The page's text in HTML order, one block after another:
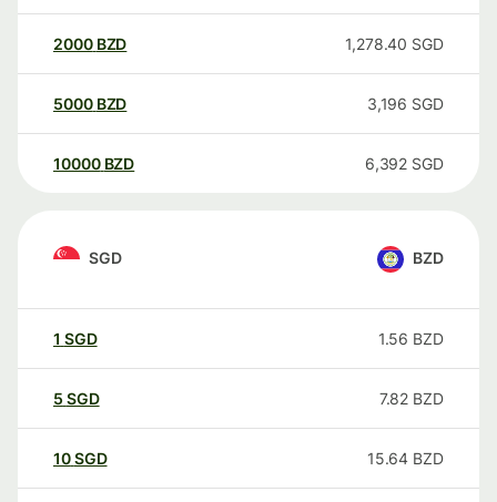
2000 BZD 1,278.40 SGD
5000 BZD 3,196 SGD
10000 BZD 6,392 SGD
SGD BZD
1 SGD 1.56 BZD
5 SGD 7.82 BZD
10SGD 15.64 BZD